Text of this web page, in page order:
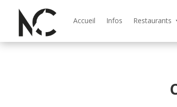
Accueil Infos Restaurants